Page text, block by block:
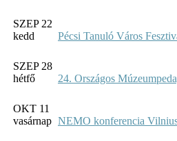
SZEP 22
kedd
Pécsi Tanuló Város
SZEP 28
hétfő
24. Országos
OKT 11
vasárnap NEMO konferencia